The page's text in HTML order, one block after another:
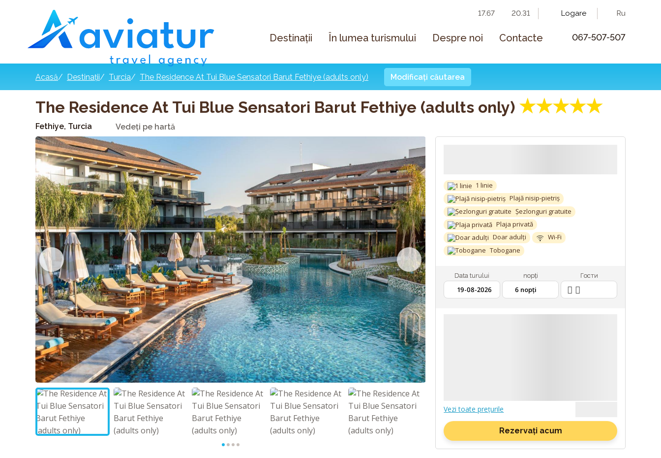
17.67 20.31 Logare Ru
Destinații În lumea turismului Despre noi Contacte 067-507-507
Acasă/ Destinații/ Turcia/ The Residence At Tui Blue Sensatori Barut Fethiye (adults only) Modificați căutarea
The Residence At Tui Blue Sensatori Barut Fethiye (adults only) ★★★★★
Fethiye, Turcia Vedeți pe hartă
1 linie
Plajă nisip-pietriș
Șezlonguri gratuite
Plaja privată
Doar adulți
Wi-Fi
Tobogane
Data turului nopți Гости
Vezi toate prețurile
Rezervați acum